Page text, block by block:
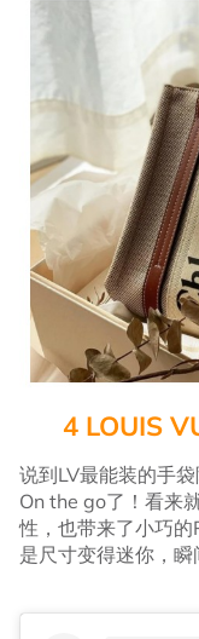
4 LOUIS
说到LV最能装的手
On the go了！看来
性，也带来了小巧
是尺寸变得迷你，瞬